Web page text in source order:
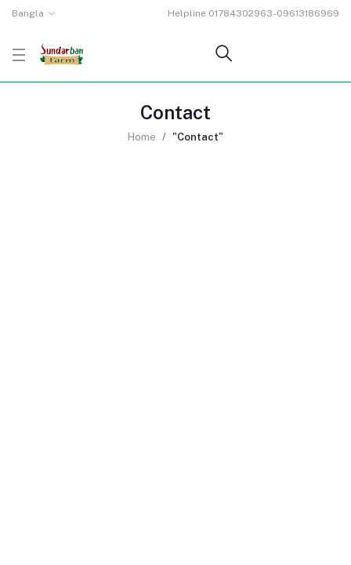
Bangla Helpline 01784302963-09613186969
Contact
Home "Contact"